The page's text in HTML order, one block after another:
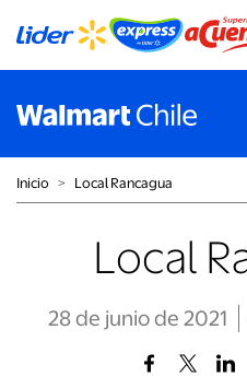
Inicio ˃ Local Rancagua
Local
28 de junio de 2021